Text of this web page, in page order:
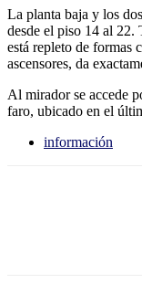
La planta baja y los
desde el piso 14 al 22.
está repleto de formas
ascensores, da
Al mirador se accede
faro, ubicado en el
información